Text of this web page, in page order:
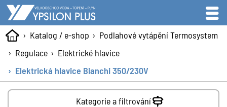
Katalog / e-shop
Podlahové vytápění Termosystem
Regulace
Elektrické hlavice
Elektrická hlavice Bianchi 350/230V
Kategorie a filtrování